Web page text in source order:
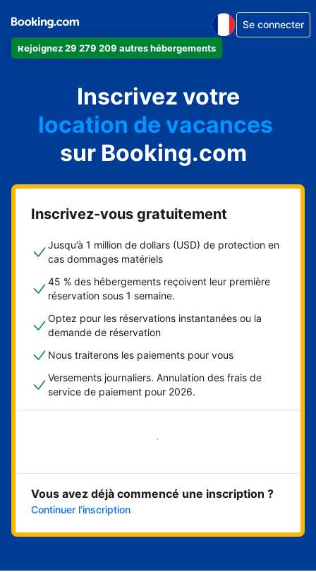
Rejoignez 29 279 209 autres hébergements
Se connecter
Inscrivez votre
appartement
hôtel
location de vacances
auberge de jeunesse
chambre d'hôtes
sur Booking.com
Inscrivez-vous gratuitement
Jusqu’à 1 million de dollars (USD) de protection en
cas dommages matériels
45 % des hébergements reçoivent leur première
réservation sous 1 semaine.
Optez pour les réservations instantanées ou la
demande de réservation
Nous traiterons les paiements pour vous
Versements journaliers. Annulation des frais de
service de paiement pour 2026.
Démarrer maintenant
Vous avez déjà commencé une inscription ?
Continuer l’inscription